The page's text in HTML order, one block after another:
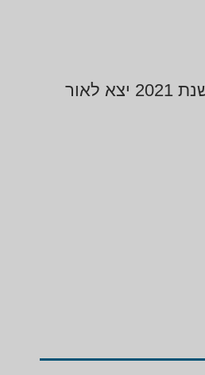
(הוצאת "כתר"), ובשנת 2021 יצא לאור